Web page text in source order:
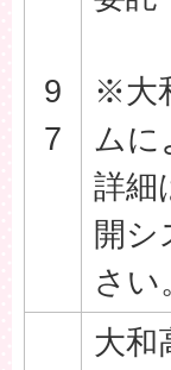
9
7
※大
ムに
詳細
開シ
さい
大和